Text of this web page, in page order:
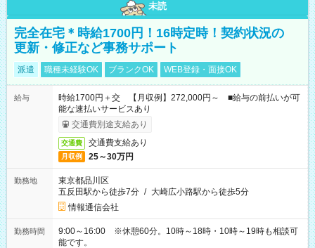
未読
完全在宅＊時給1700円！16時定時！契約状況の
更新・修正など事務サポート
派遣 職種未経験OK ブランクOK WEB登録・面接OK
給与
時給1700円＋交 【月収例】272,000円～ ■給与の前払いが可
能な速払いサービスあり
交通費別途支給あり
交通費 交通費支給あり
月収例 25～30万円
勤務地
東京都品川区
五反田駅から徒歩7分 / 大崎広小路駅から徒歩5分
情報通信会社
勤務時間
9:00～16:00 ※休憩60分。10時～18時・10時～19時も相談可
能です。